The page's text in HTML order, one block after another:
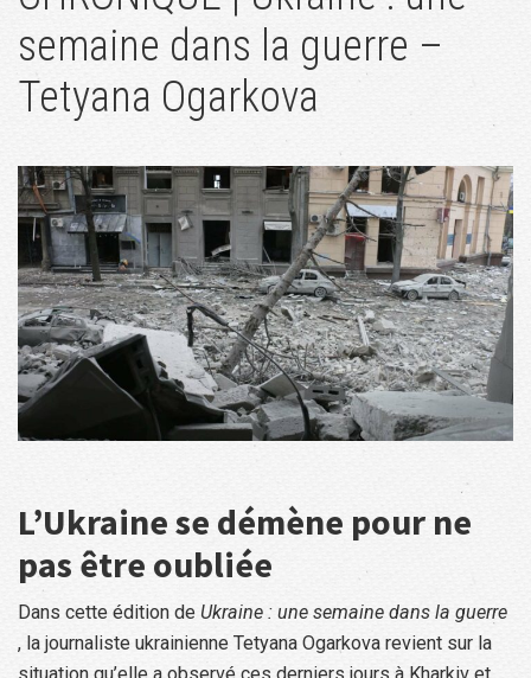
semaine dans la guerre –
Tetyana Ogarkova
L’Ukraine se démène pour ne
pas être oubliée
Dans cette édition de Ukraine : une semaine dans la guerre
, la journaliste ukrainienne Tetyana Ogarkova revient sur la